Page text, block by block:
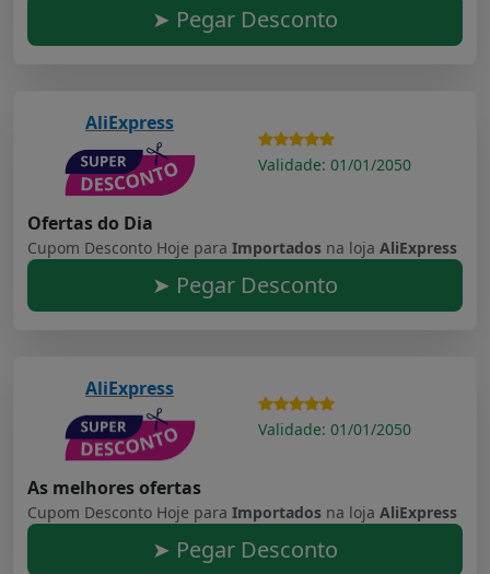
➤ Pegar Desconto
AliExpress
Validade: 01/01/2050
Ofertas do Dia
Cupom Desconto Hoje para Importados na loja AliExpress
➤ Pegar Desconto
AliExpress
Validade: 01/01/2050
As melhores ofertas
Cupom Desconto Hoje para Importados na loja AliExpress
➤ Pegar Desconto